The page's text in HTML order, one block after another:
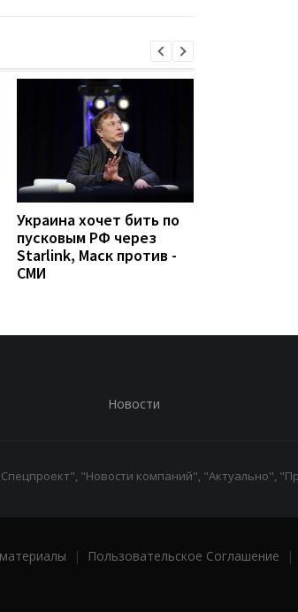
Украина хочет бить по
пусковым РФ через
Starlink, Маск против -
СМИ
Новости
"Новости компаний", "Актуально",
| Пользовательское Соглашение |